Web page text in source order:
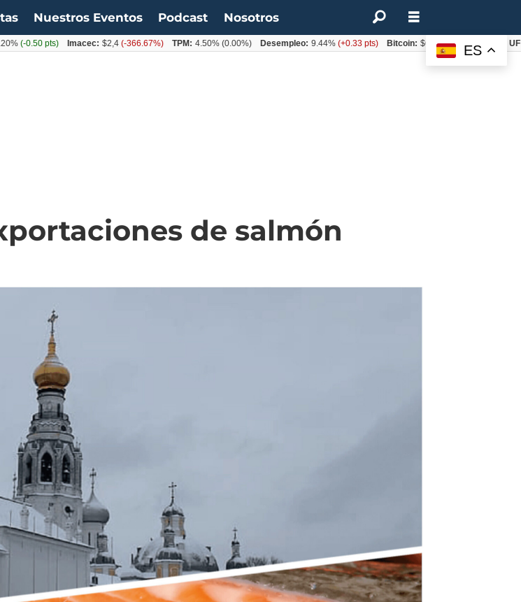
Nuestros Eventos Podcast Nosotros
de salmón
ES
pts) Imacec: $2,4(-366.67%) TPM: 4.50%(0.00%) Desempleo: 9.44%(+0.33 pts) Bitcoin: $64.600,08 (+2.93%)